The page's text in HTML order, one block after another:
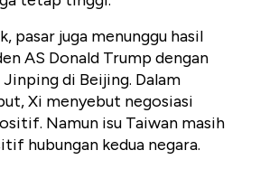
pasar juga menunggu hasil
AS Donald Trump dengan
di Beijing. Dalam
Xi menyebut negosiasi
Namun isu Taiwan masih
hubungan kedua negara.